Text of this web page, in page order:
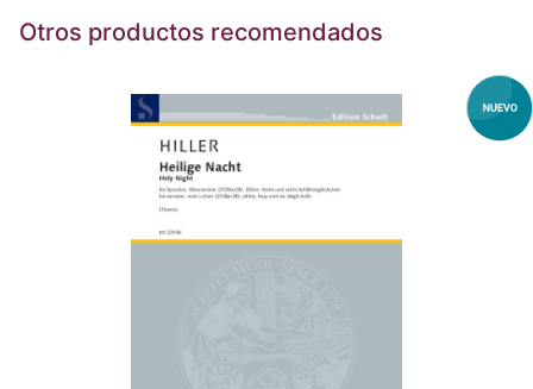
Otros productos recomendados